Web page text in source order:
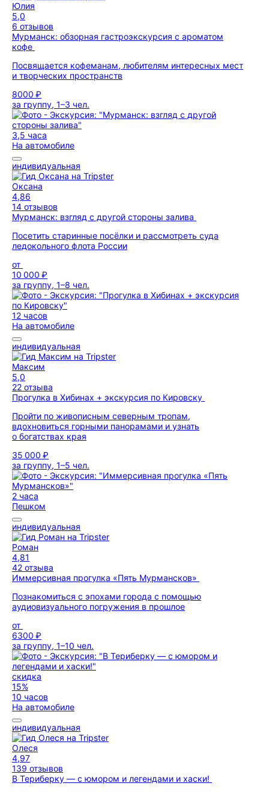
Юлия
5,0
6 отзывов
Мурманск: обзорная гастроэкскурсия с ароматом
кофе
Посвящается кофеманам, любителям интересных мест
и творческих пространств
8000 ₽
за группу, 1–3 чел.
3,5 часа
На автомобиле
индивидуальная
Оксана
4,86
14 отзывов
Мурманск: взгляд с другой стороны залива
Посетить старинные посёлки и рассмотреть суда
ледокольного флота России
от
10 000 ₽
за группу, 1–8 чел.
12 часов
На автомобиле
индивидуальная
Максим
5,0
22 отзыва
Прогулка в Хибинах + экскурсия по Кировску
Пройти по живописным северным тропам,
вдохновиться горными панорамами и узнать
о богатствах края
35 000 ₽
за группу, 1–5 чел.
2 часа
Пешком
индивидуальная
Роман
4,81
42 отзыва
Иммерсивная прогулка «Пять Мурмансков»
Познакомиться с эпохами города с помощью
аудиовизуального погружения в прошлое
от
6300 ₽
за группу, 1–10 чел.
скидка
15%
10 часов
На автомобиле
индивидуальная
Олеся
4,97
139 отзывов
В Териберку — с юмором и легендами и хаски!